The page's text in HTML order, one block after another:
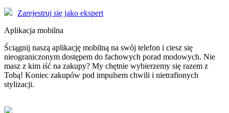
Zarejestruj się jako ekspert
Aplikacja mobilna
Ściągnij naszą aplikację mobilną na swój telefon i ciesz się
nieograniczonym dostępem do fachowych porad modowych. Nie
masz z kim iść na zakupy? My chętnie wybierzemy się razem z
Tobą! Koniec zakupów pod impulsem chwili i nietrafionych
stylizacji.